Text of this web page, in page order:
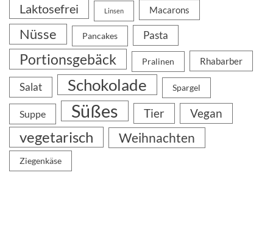
Laktosefrei Linsen Macarons
Nüsse Pancakes Pasta
Portionsgebäck Pralinen Rhabarber
Salat Schokolade Spargel
Suppe Süßes Tier Vegan
vegetarisch Weihnachten
Ziegenkäse